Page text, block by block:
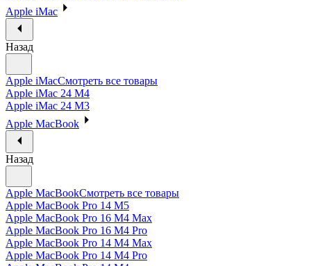
Apple iMac
Назад
Apple iMacСмотреть все товары
Apple iMac 24 M4
Apple iMac 24 M3
Apple MacBook
Назад
Apple MacBookСмотреть все товары
Apple MacBook Pro 14 M5
Apple MacBook Pro 16 M4 Max
Apple MacBook Pro 16 M4 Pro
Apple MacBook Pro 14 M4 Max
Apple MacBook Pro 14 M4 Pro